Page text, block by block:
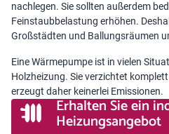
nachlegen. Sie sollten außerdem
Feinstaubbelastung erhöhen.
Großstädten und Ballungsräumen
EineWärmepumpe ist in vielen
Holzheizung. Sie verzichtet
erzeugt daher keinerlei Emissionen.
Erhalten Sie ein
Heizungsangebot